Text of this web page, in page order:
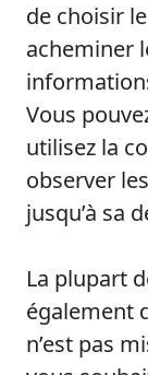
de choisir
acheminer
Vous
utilisez la
observer
jusqu’à sa
La plupart
également
n’est pas